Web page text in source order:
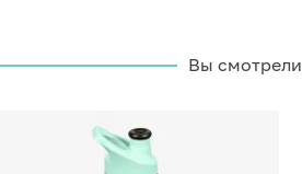
Вы смотрели